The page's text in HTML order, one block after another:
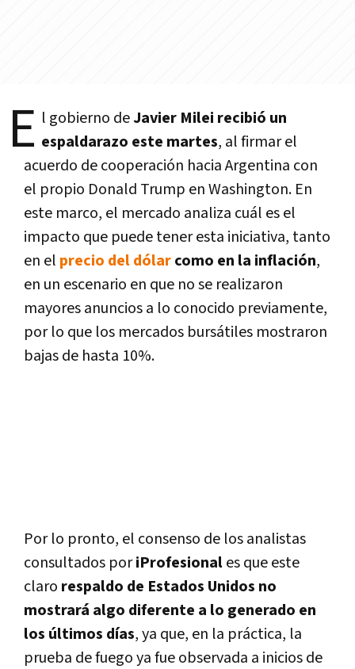
E l gobierno deJavier Milei recibió un
espaldarazo este martes, al firmar el
acuerdo de cooperación hacia Argentina con
el propio Donald Trump en Washington. En
este marco, el mercado analiza cuál es el
impacto que puede tener esta iniciativa, tanto
en el precio del dólarcomo en la inflación,
en un escenario en que no se realizaron
mayores anuncios a lo conocido previamente,
por lo que los mercados bursátiles mostraron
bajas de hasta 10%.
Por lo pronto, el consenso de los analistas
consultados poriProfesionales que este
claro respaldo de Estados Unidos no
mostrará algo diferente a lo generado en
los últimos días, ya que, en la práctica, la
prueba de fuego ya fue observada a inicios de